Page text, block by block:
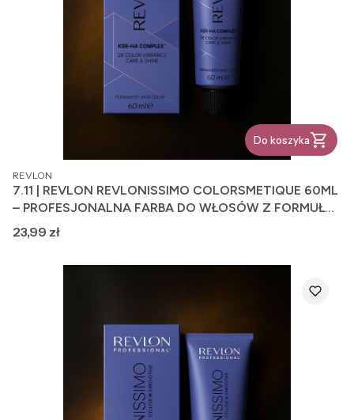
Do koszyka
PRODUCENT
REVLON
7.11 | REVLON REVLONISSIMO COLORSMETIQUE 60ML
– PROFESJONALNA FARBA DO WŁOSÓW Z FORMUŁĄ
PIELĘGNUJĄCĄ
Cena
23,99 zł